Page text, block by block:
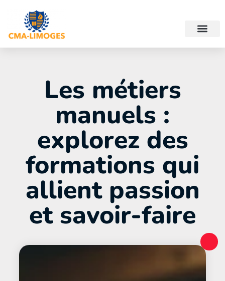
Les métiers
manuels :
explorez des
formations qui
allient passion
et savoir-faire